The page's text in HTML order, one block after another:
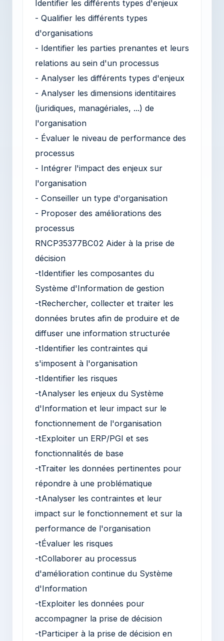
Identifier les différents types d'enjeux
- Qualifier les différents types
d'organisations
- Identifier les parties prenantes et leurs
relations au sein d'un processus
- Analyser les différents types d'enjeux
- Analyser les dimensions identitaires
(juridiques, managériales, ...) de
l'organisation
- Évaluer le niveau de performance des
processus
- Intégrer l'impact des enjeux sur
l'organisation
- Conseiller un type d'organisation
- Proposer des améliorations des
processus
RNCP35377BC02 Aider à la prise de
décision
-tIdentifier les composantes du
Système d'Information de gestion
-tRechercher, collecter et traiter les
données brutes afin de produire et de
diffuser une information structurée
-tIdentifier les contraintes qui
s'imposent à l'organisation
-tIdentifier les risques
-tAnalyser les enjeux du Système
d'Information et leur impact sur le
fonctionnement de l'organisation
-tExploiter un ERP/PGI et ses
fonctionnalités de base
-tTraiter les données pertinentes pour
répondre à une problématique
-tAnalyser les contraintes et leur
impact sur le fonctionnement et sur la
performance de l'organisation
-tÉvaluer les risques
-tCollaborer au processus
d'amélioration continue du Système
d'Information
-tExploiter les données pour
accompagner la prise de décision
-tParticiper à la prise de décision en